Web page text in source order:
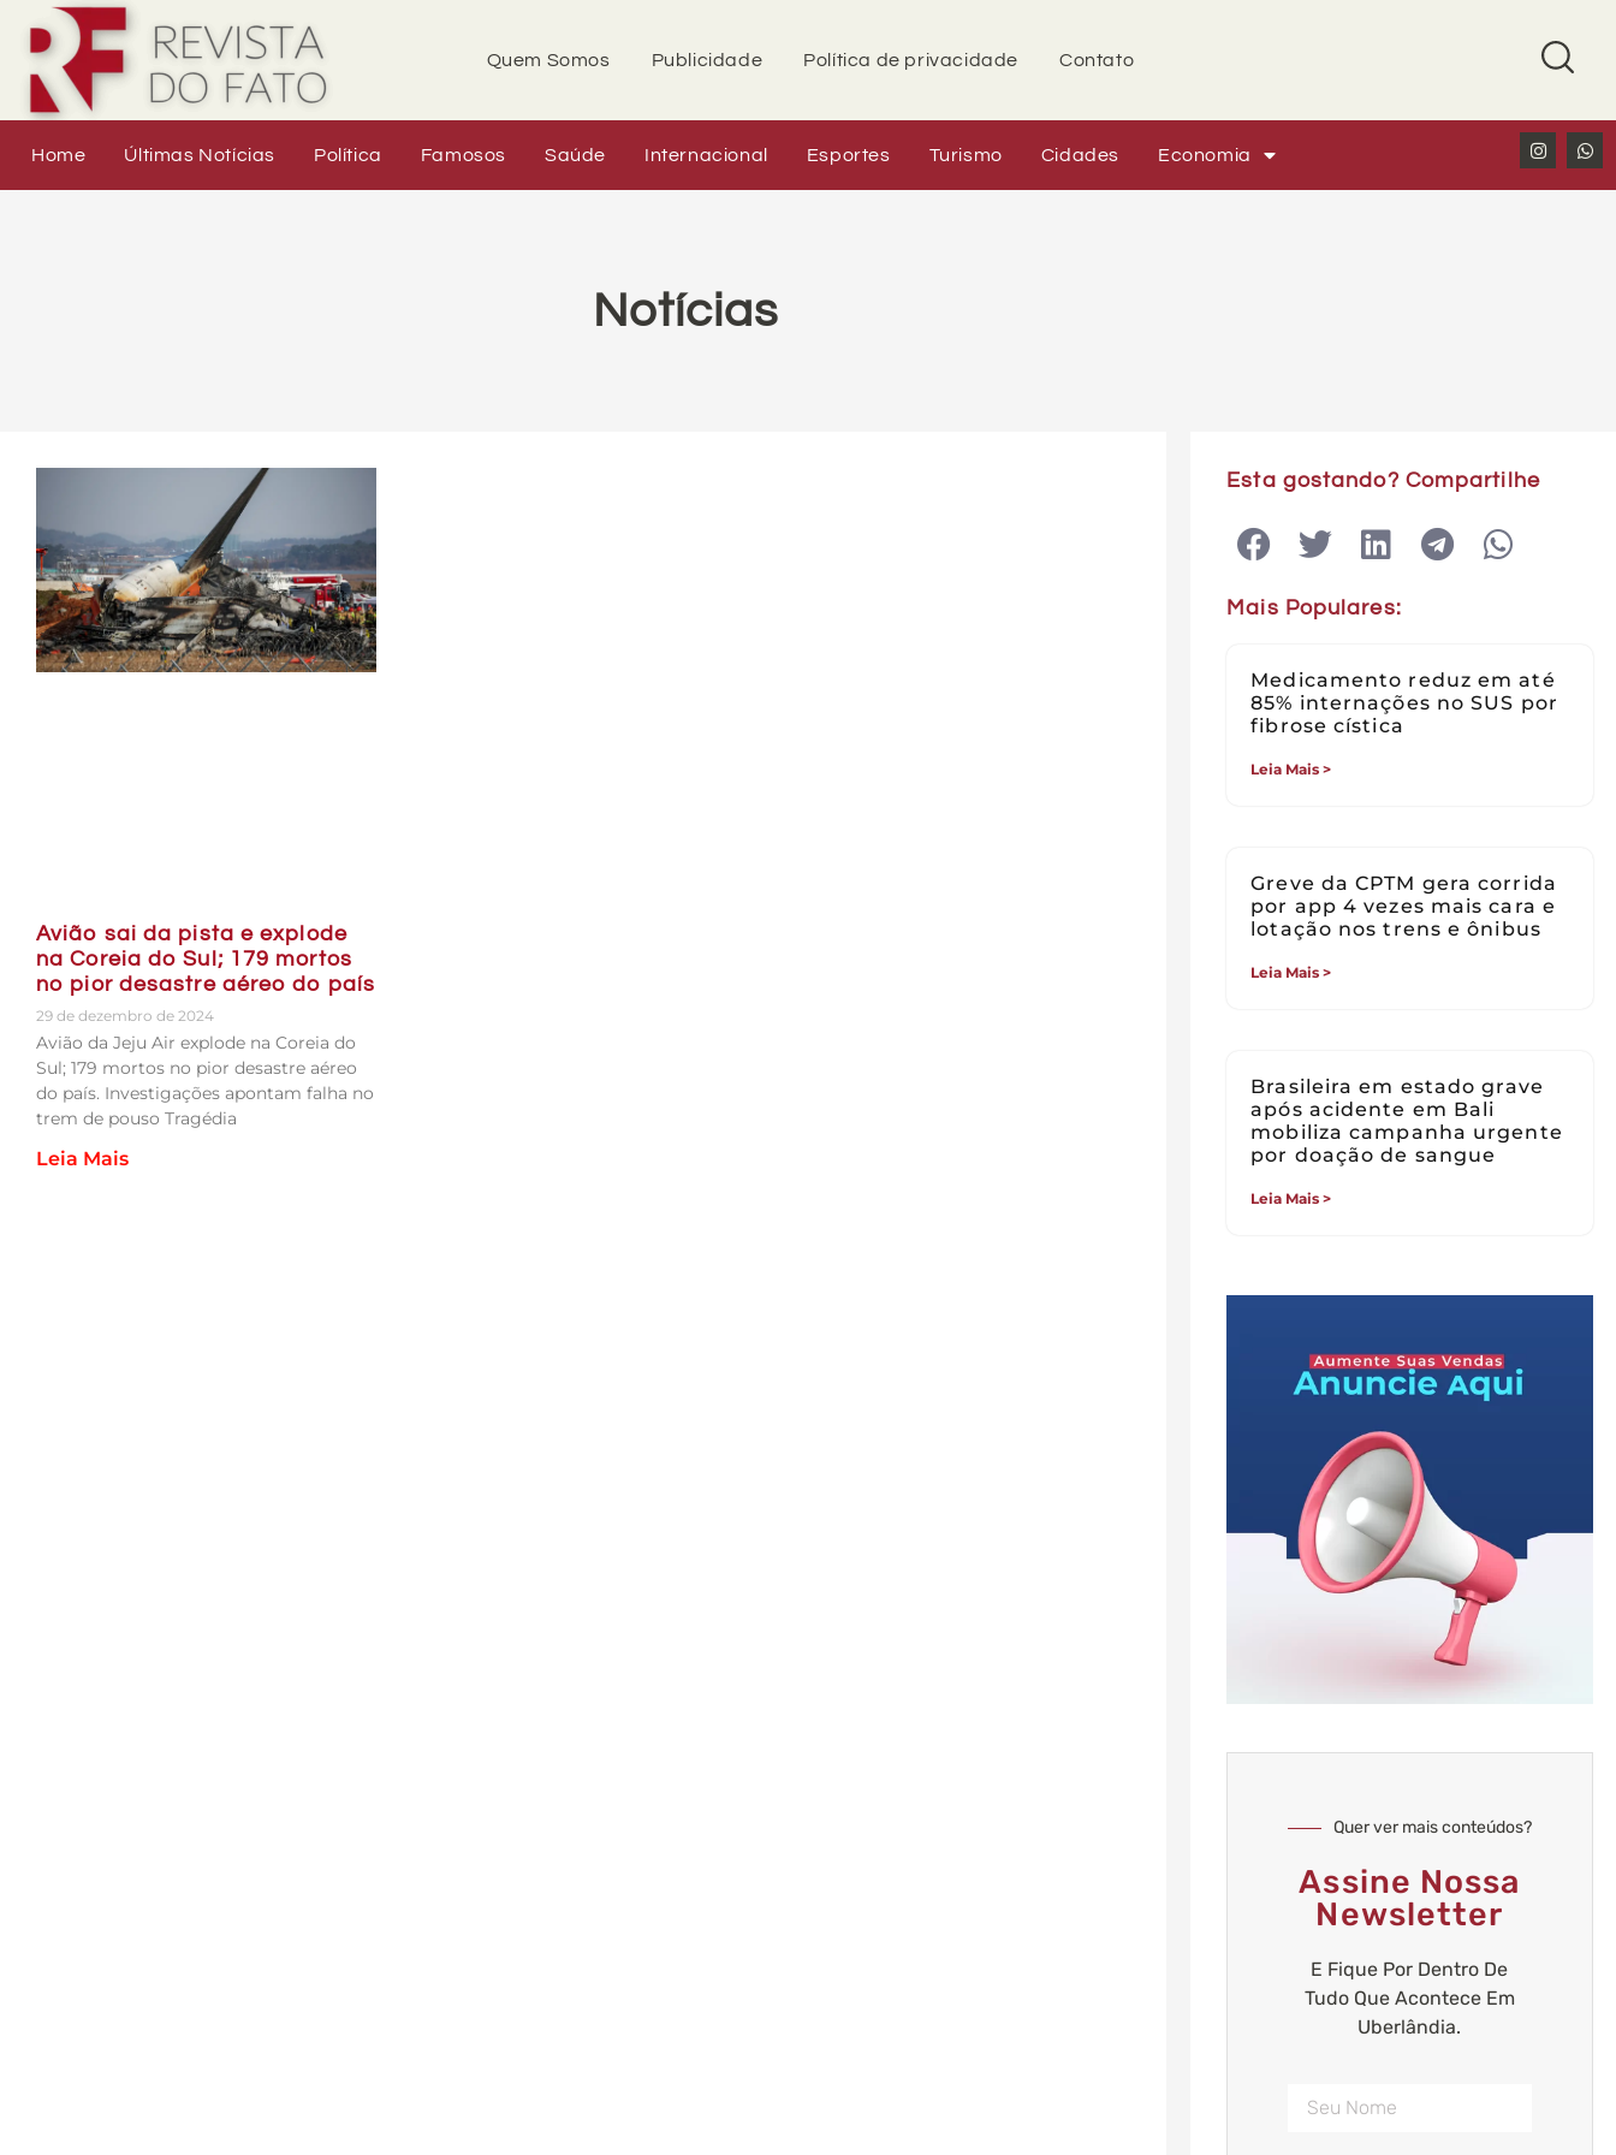
Quem Somos Publicidade Política de privacidade Contato
Home Últimas Notícias Política Famosos Saúde Internacional Esportes Turismo Cidades Economia
Notícias
Avião sai da pista e explode
na Coreia do Sul; 179 mortos
no pior desastre aéreo do país
29 de dezembro de 2024
Avião da Jeju Air explode na Coreia do
Sul; 179 mortos no pior desastre aéreo
do país. Investigações apontam falha no
trem de pouso Tragédia
Leia Mais
Esta gostando? Compartilhe
Mais Populares:
Medicamento reduz em até
85% internações no SUS por
fibrose cística
Leia Mais >
Greve da CPTM gera corrida
por app 4 vezes mais cara e
lotação nos trens e ônibus
Leia Mais >
Brasileira em estado grave
após acidente em Bali
mobiliza campanha urgente
por doação de sangue
Leia Mais >
Quer ver mais conteúdos?
Assine Nossa
Newsletter
E Fique Por Dentro De
Tudo Que Acontece Em
Uberlândia.